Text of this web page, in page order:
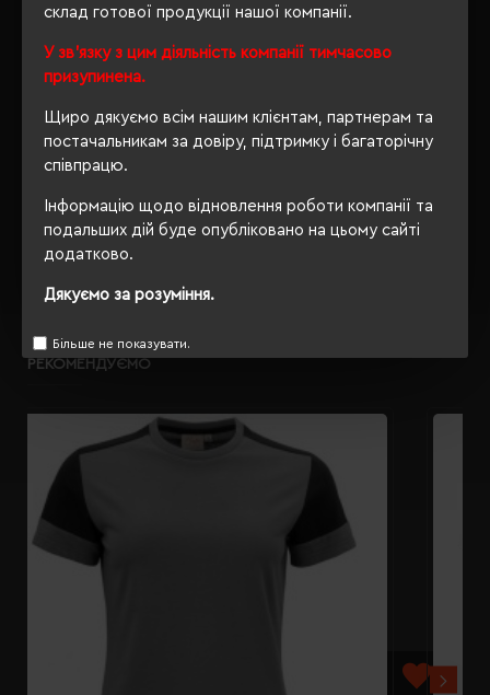
склад готової продукції нашої компанії.
У зв'язку з цим діяльність компанії тимчасово
призупинена.
Щиро дякуємо всім нашим клієнтам, партнерам та
постачальникам за довіру, підтримку і багаторічну
співпрацю.
Інформацію щодо відновлення роботи компанії та
подальших дій буде опубліковано на цьому сайті
додатково.
Дякуємо за розуміння.
Більше не показувати.
Розпакування
Нет
Сертифікація
ОПИС
ВІДГУКИ
РЕКОМЕНДУЄМО